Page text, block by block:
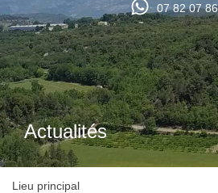
07 82 07
Actualités
Lieu principal